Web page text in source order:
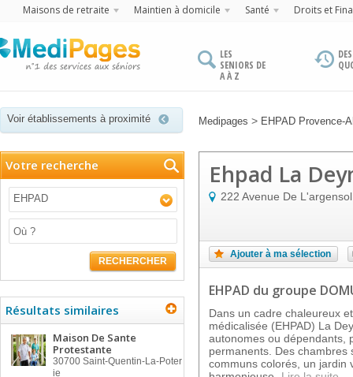
Maisons de retraite Maintien à domicile Santé Droits et
LES
SENIORS DE
A À Z
Voir établissements à proximité Medipages > EHPAD Provence-
Votre recherche
EHPAD
RECHERCHER
Résultats similaires
Maison De Sante
Protestante
30700 Saint-Quentin-La-Poter
ie
Ehpad La
222 Avenue De
Ajouter à ma sélection
EHPAD du groupe
Dans un cadre chaleureux
médicalisée (EHPAD) La
autonomes ou dépendants,
permanents. Des chambres
communs colorés, un jardin